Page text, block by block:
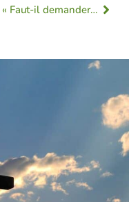
#264 « Faut-il demander à Dieu ? »